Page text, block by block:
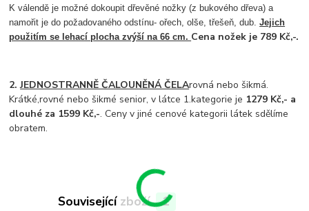
K válendě je možné dokoupit dřevěné nožky (z bukového dřeva) a
namořit je do požadovaného odstínu- ořech, olše, třešeň, dub.Jejich
použitím se lehací plocha zvýší na 66 cm. Cena nožek je 789 Kč,-.
2.JEDNOSTRANNĚ ČALOUNĚNÁ ČELArovná nebo šikmá.
Krátké,rovné nebo šikmé senior, v látce 1.kategorie je 1279 Kč,- a
dlouhé za 1599 Kč,-. Ceny v jiné cenové kategorii látek sdělíme
obratem.
Související zboží 1